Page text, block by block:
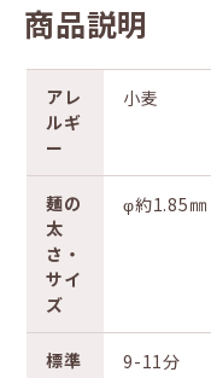
商品説明
アレ
ルギ
ー
小麦
麺の
太
さ・
サイ
ズ
φ約1.85㎜
標準
9-11分